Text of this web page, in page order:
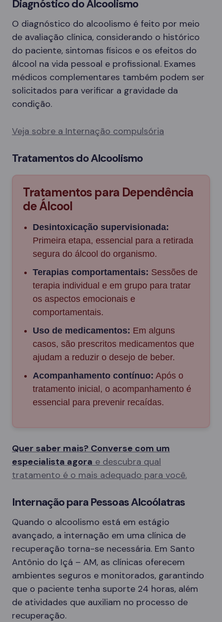
Diagnóstico do Alcoolismo
O diagnóstico do alcoolismo é feito por meio
de avaliação clínica, considerando o histórico
do paciente, sintomas físicos e os efeitos do
álcool na vida pessoal e profissional. Exames
médicos complementares também podem ser
solicitados para verificar a gravidade da
condição.
Veja sobre a Internação compulsória
Tratamentos do Alcoolismo
Tratamentos para Dependência
de Álcool
Desintoxicação supervisionada:
Primeira etapa, essencial para a retirada
segura do álcool do organismo.
Terapias comportamentais: Sessões de
terapia individual e em grupo para tratar
os aspectos emocionais e
comportamentais.
Uso de medicamentos: Em alguns
casos, são prescritos medicamentos que
ajudam a reduzir o desejo de beber.
Acompanhamento contínuo: Após o
tratamento inicial, o acompanhamento é
essencial para prevenir recaídas.
Quer saber mais? Converse com um
especialista agora e descubra qual
tratamento é o mais adequado para você.
Internação para Pessoas Alcoólatras
Quando o alcoolismo está em estágio
avançado, a internação em uma clínica de
recuperação torna-se necessária. Em Santo
Antônio do Içá – AM, as clínicas oferecem
ambientes seguros e monitorados, garantindo
que o paciente tenha suporte 24 horas, além
de atividades que auxiliam no processo de
recuperação.